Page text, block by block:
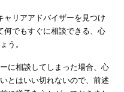
ャリアアドバイザーを見つけ
何でもすぐに相談できる、心
う。
に相談してしまった場合、心
とはいい切れないので、前述